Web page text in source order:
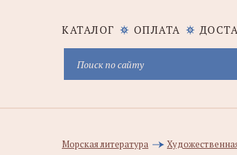
КАТАЛОГ ОПЛАТА
Морская литература